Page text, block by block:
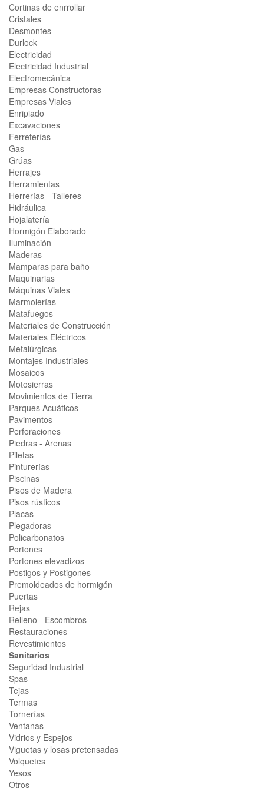
Cortinas de enrrollar
Cristales
Desmontes
Durlock
Electricidad
Electricidad Industrial
Electromecánica
Empresas Constructoras
Empresas Viales
Enripiado
Excavaciones
Ferreterías
Gas
Grúas
Herrajes
Herramientas
Herrerías - Talleres
Hidráulica
Hojalatería
Hormigón Elaborado
Iluminación
Maderas
Mamparas para baño
Maquinarias
Máquinas Viales
Marmolerías
Matafuegos
Materiales de Construcción
Materiales Eléctricos
Metalúrgicas
Montajes Industriales
Mosaicos
Motosierras
Movimientos de Tierra
Parques Acuáticos
Pavimentos
Perforaciones
Piedras - Arenas
Piletas
Pinturerías
Piscinas
Pisos de Madera
Pisos rústicos
Placas
Plegadoras
Policarbonatos
Portones
Portones elevadizos
Postigos y Postigones
Premoldeados de hormigón
Puertas
Rejas
Relleno - Escombros
Restauraciones
Revestimientos
Sanitarios
Seguridad Industrial
Spas
Tejas
Termas
Tornerías
Ventanas
Vidrios y Espejos
Viguetas y losas pretensadas
Volquetes
Yesos
Otros